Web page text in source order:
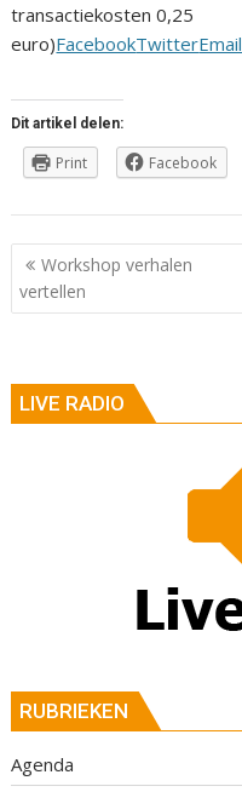
transactiekosten 0,25
euro)FacebookTwitterEmail
Dit artikel delen:
Print Facebook
Berichtnavigatie
Workshop verhalen
vertellen
LIVE RADIO
RUBRIEKEN
Agenda